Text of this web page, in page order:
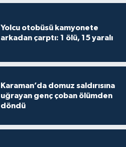
Yolcu otobüsü kamyonete
arkadan çarptı: 1 ölü, 15 yaralı
Karaman’da domuz saldırısına
uğrayan genç çoban ölümden
döndü